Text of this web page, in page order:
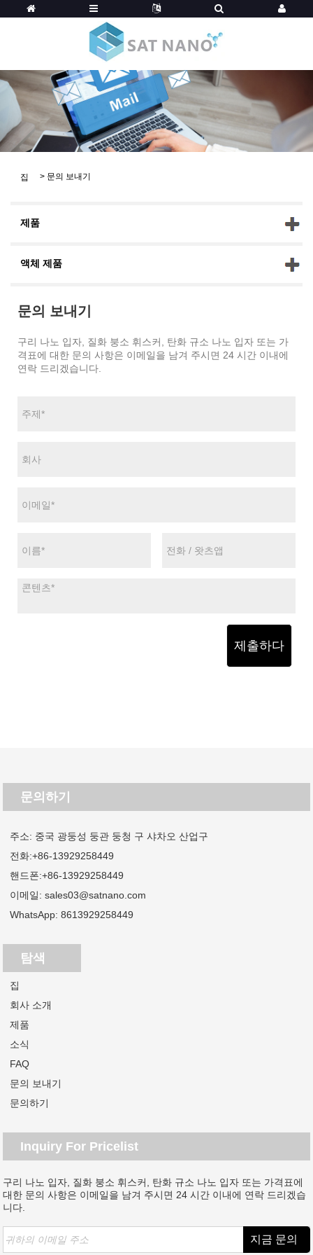
집 > 문의 보내기
제품
액체 제품
문의 보내기
구리 나노 입자, 질화 붕소 휘스커, 탄화 규소 나노 입자 또는 가
격표에 대한 문의 사항은 이메일을 남겨 주시면 24 시간 이내에
연락 드리겠습니다.
제출하다
문의하기
주소: 중국 광둥성 둥관 둥청 구 샤차오 산업구
전화:+86-13929258449
핸드폰:+86-13929258449
이메일:sales03@satnano.com
WhatsApp:8613929258449
탐색
집
회사 소개
제품
소식
FAQ
문의 보내기
문의하기
Inquiry For Pricelist
구리 나노 입자, 질화 붕소 휘스커, 탄화 규소 나노 입자 또는 가격표에
대한 문의 사항은 이메일을 남겨 주시면 24 시간 이내에 연락 드리겠습
니다.